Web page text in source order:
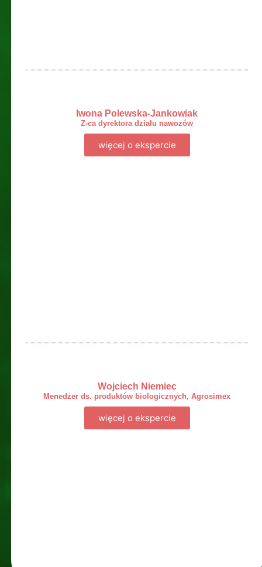
Iwona Polewska-Jankowiak
Z-ca dyrektora działu nawozów
więcej o ekspercie
Wojciech Niemiec
Menedżer ds. produktów biologicznych, Agrosimex
więcej o ekspercie